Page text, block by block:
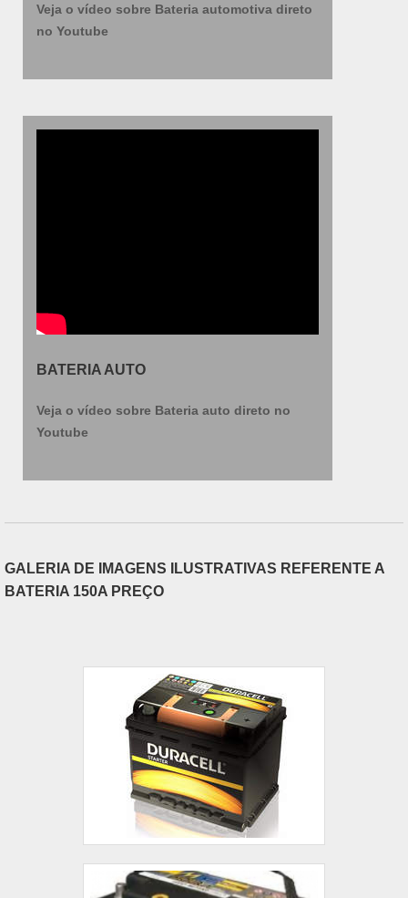
Veja o vídeo sobre Bateria automotiva direto
no Youtube
BATERIA AUTO
Veja o vídeo sobre Bateria auto direto no
Youtube
GALERIA DE IMAGENS ILUSTRATIVAS REFERENTE A
BATERIA 150A PREÇO